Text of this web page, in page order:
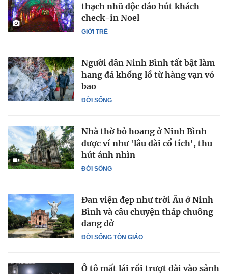
GIỚI TRẺ
thạch nhũ độc đáo hút khách
check-in Noel
ĐỜI SỐNG
Người dân Ninh Bình tất bật làm
hang đá khổng lồ từ hàng vạn vỏ
bao
ĐỜI SỐNG
Nhà thờ bỏ hoang ở Ninh Bình
được ví như 'lâu đài cổ tích', thu
hút ánh nhìn
ĐỜI SỐNG TÔN GIÁO
Đan viện đẹp như trời Âu ở Ninh
Bình và câu chuyện tháp chuông
dang dở
Ô tô mất lái rồi trượt dài vào sảnh